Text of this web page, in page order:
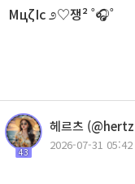
ΜцζΙс ೨♡쟁² ˚🎧˚
43
헤르츠
2026-07-31 05:42